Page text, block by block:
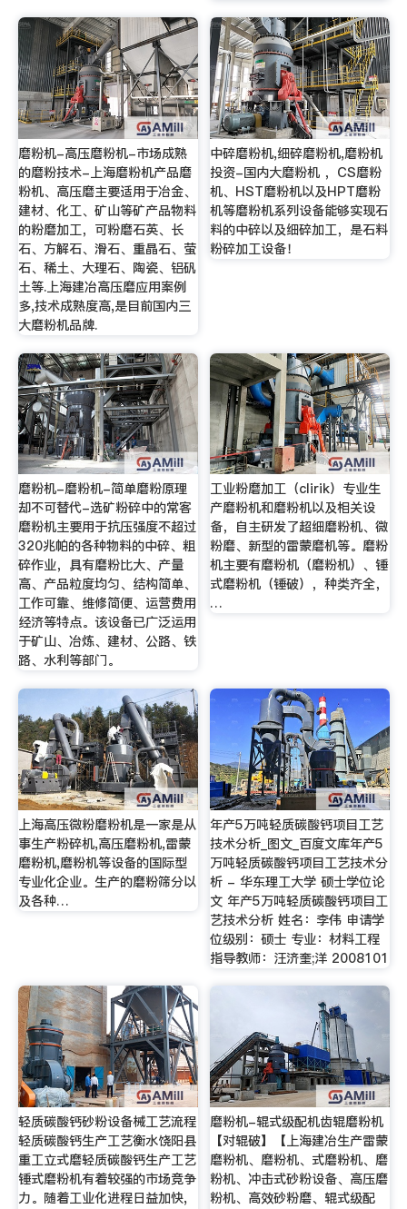
磨粉机-高压磨粉机-市场成熟
的磨粉技术-上海磨粉机产品磨
粉机、高压磨主要适用于冶金、
建材、化工、矿山等矿产品物料
的粉磨加工，可粉磨石英、长
石、方解石、滑石、重晶石、萤
石、稀土、大理石、陶瓷、铝矾
土等.上海建冶高压磨应用案例
多,技术成熟度高,是目前国内三
大磨粉机品牌.
中碎磨粉机,细碎磨粉机,磨粉机
投资-国内大磨粉机 ，CS磨粉
机、HST磨粉机以及HPT磨粉
机等磨粉机系列设备能够实现石
料的中碎以及细碎加工，是石料
粉碎加工设备！
磨粉机-磨粉机-简单磨粉原理
却不可替代-选矿粉碎中的常客
磨粉机主要用于抗压强度不超过
320兆帕的各种物料的中碎、粗
碎作业，具有磨粉比大、产量
高、产品粒度均匀、结构简单、
工作可靠、维修简便、运营费用
经济等特点。该设备已广泛运用
于矿山、冶炼、建材、公路、铁
路、水利等部门。
工业粉磨加工（clirik）专业生
产磨粉机和磨粉机以及相关设
备，自主研发了超细磨粉机、微
粉磨、新型的雷蒙磨机等。磨粉
机主要有磨粉机（磨粉机）、锤
式磨粉机（锤破），种类齐全，
…
上海高压微粉磨粉机是一家是从
事生产粉碎机,高压磨粉机,雷蒙
磨粉机,磨粉机等设备的国际型
专业化企业。生产的磨粉筛分以
及各种…
年产5万吨轻质碳酸钙项目工艺
技术分析_图文_百度文库年产5
万吨轻质碳酸钙项目工艺技术分
析 - 华东理工大学 硕士学位论
文 年产5万吨轻质碳酸钙项目工
艺技术分析 姓名：李伟 申请学
位级别：硕士 专业：材料工程
指导教师：汪济奎;洋 2008101
轻质碳酸钙砂粉设备械工艺流程
轻质碳酸钙生产工艺衡水饶阳县
重工立式磨轻质碳酸钙生产工艺
锤式磨粉机有着较强的市场竞争
力。随着工业化进程日益加快,
磨粉机-辊式级配机齿辊磨粉机
【对辊破】【上海建冶生产雷蒙
磨粉机、磨粉机、式磨粉机、磨
粉机、冲击式砂粉设备、高压磨
粉机、高效砂粉磨、辊式级配